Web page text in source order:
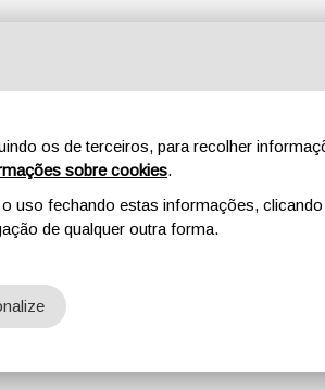
os de terceiros, para recolher
sobre cookies.
uso fechando estas informações,
de qualquer outra forma.